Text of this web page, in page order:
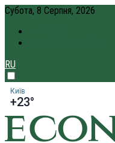
Субота, 8 Серпня, 2026
RU
Київ
+23°